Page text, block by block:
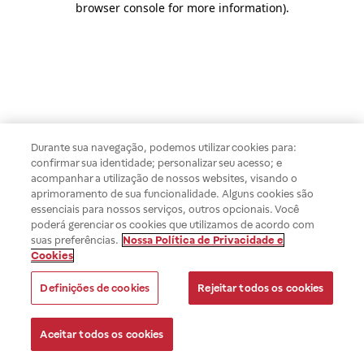
browser console for more information).
Durante sua navegação, podemos utilizar cookies para:
confirmar sua identidade; personalizar seu acesso; e
acompanhar a utilização de nossos websites, visando o
aprimoramento de sua funcionalidade. Alguns cookies são
essenciais para nossos serviços, outros opcionais. Você
poderá gerenciar os cookies que utilizamos de acordo com
suas preferências. Nossa Política de Privacidade e
Cookies
Definições de cookies Rejeitar todos os cookies
Aceitar todos os cookies